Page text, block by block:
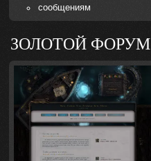
сообщениям
ЗОЛОТОЙ ФОРУМ